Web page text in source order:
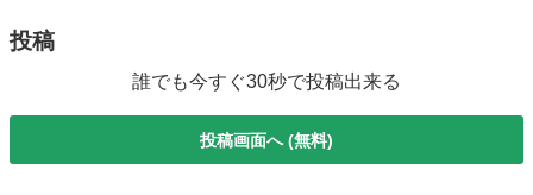
投稿
誰でも今すぐ30秒で投稿出来る
投稿画面へ (無料)